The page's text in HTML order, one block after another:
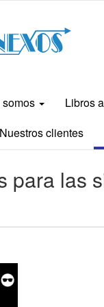
Libros
Nuestros clientes
para las